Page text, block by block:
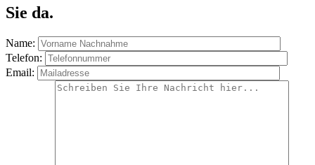
Sie da.
Name:
Telefon:
Email: